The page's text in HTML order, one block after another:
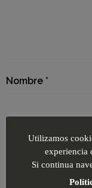
Nombre *
CorreoUtilizamos
experiencia
Si continua